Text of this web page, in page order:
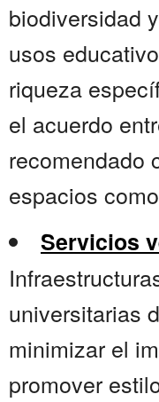
biodiversidad
usos
riqueza
el acuerdo
recomendado
espacios
Servicios
universitarias
minimizar el
promover